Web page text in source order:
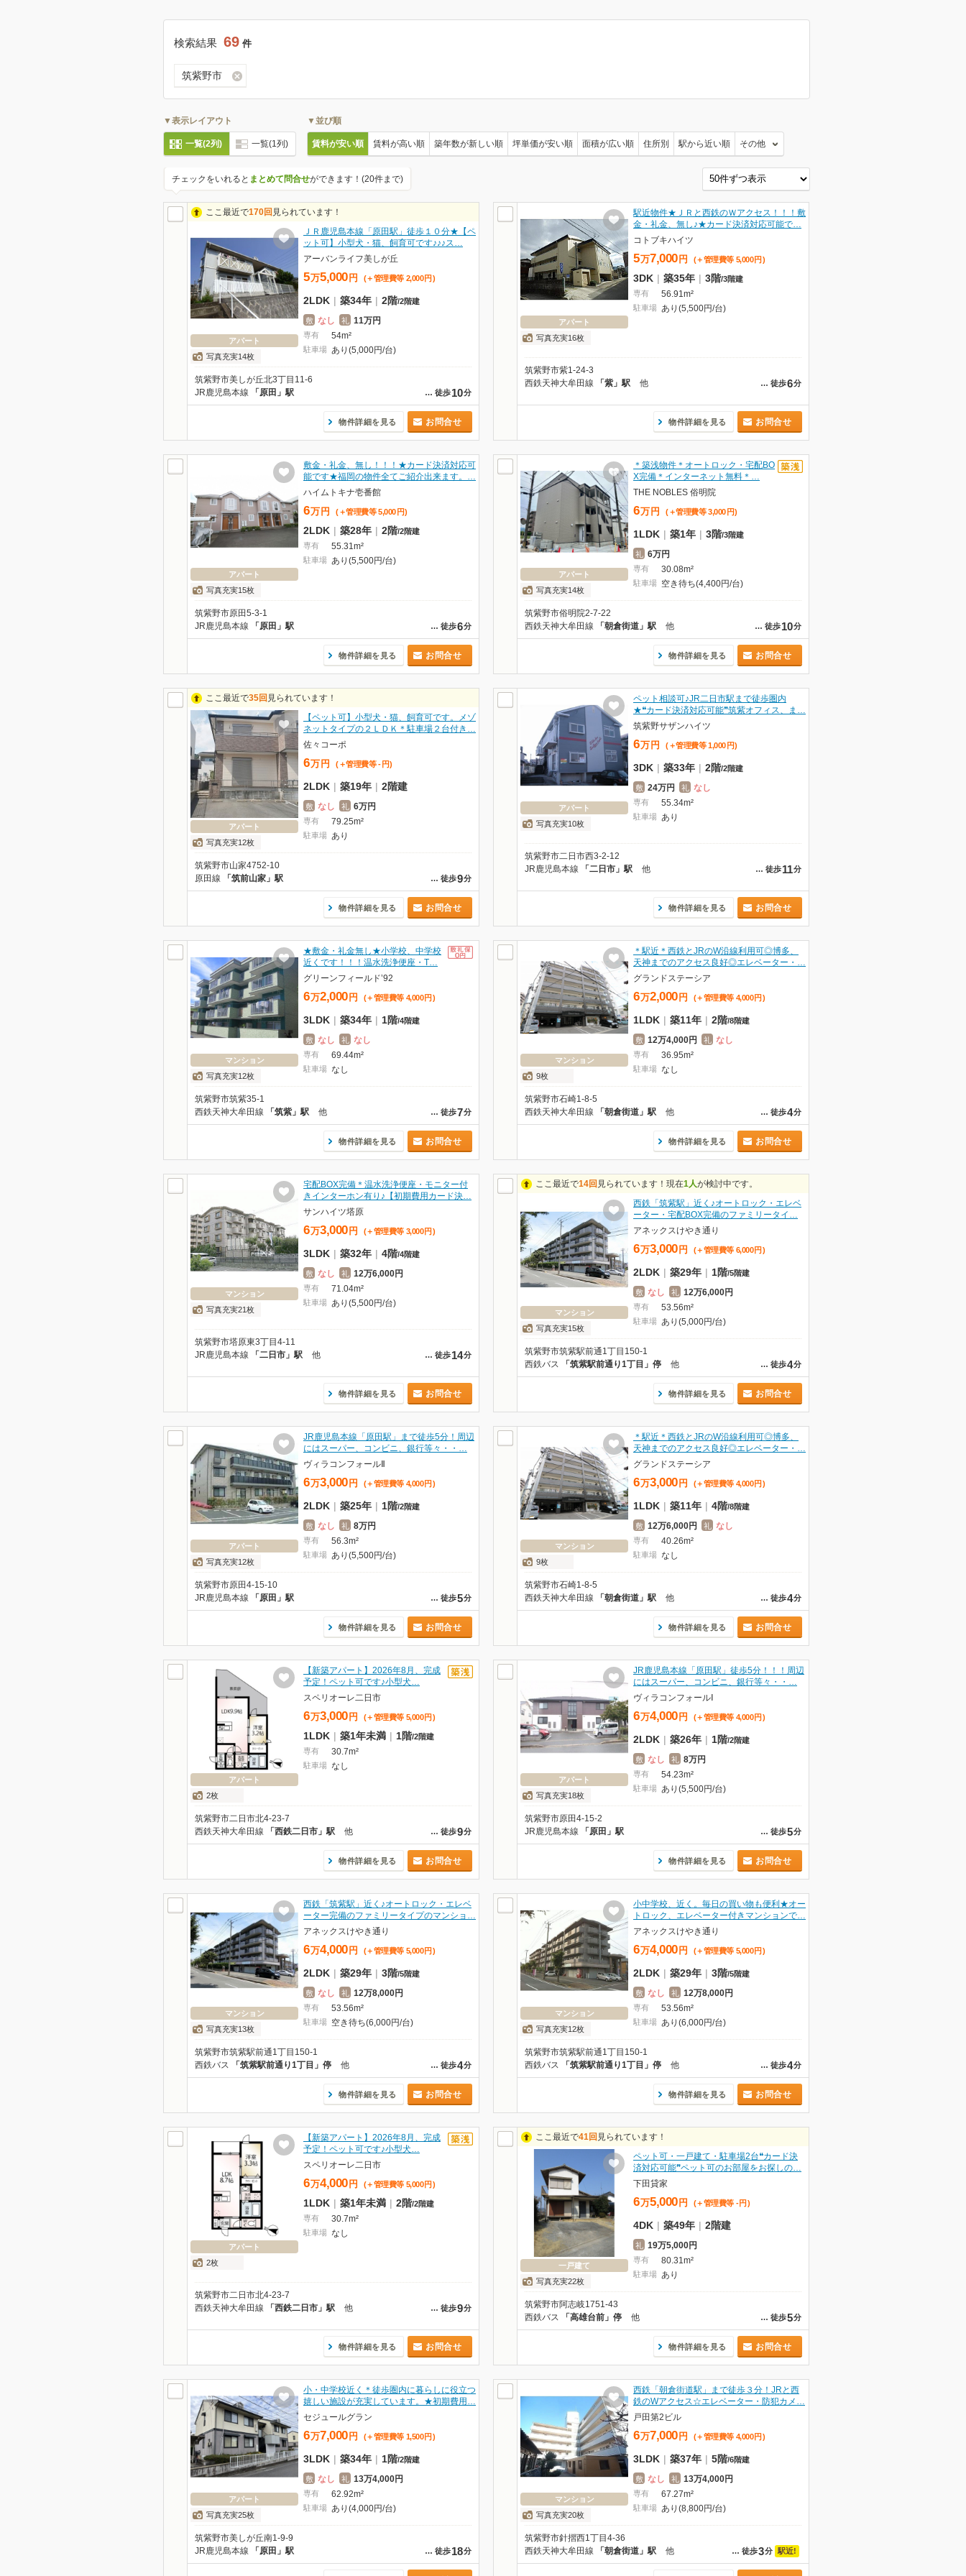
検索結果 69 件
筑紫野市
▼表示レイアウト
一覧(2列) 一覧(1列)
▼並び順
賃料が安い順 賃料が高い順 築年数が新しい順 坪単価が安い順 面積が広い順 住所別 駅から近い順 その他
チェックをいれると まとめて問合せができます！(20件まで)
ここ最近で170回 見られています！
アパート
写真充実14枚
ＪＲ鹿児島本線「原田駅」徒歩１０分★【ペ
ット可】小型犬・猫、飼育可です♪♪♪ス…
アーバンライフ美しが丘
5万5,000 円 (＋管理費等 2,000 円 )
2LDK | 築34年 | 2階/2階建
敷 なし 礼 11万円
専有 54m²
駐車場 あり(5,000円/台)
筑紫野市美しが丘北3丁目11-6
… 徒歩10分
JR鹿児島本線 「原田」駅
物件詳細を見る お問合せ
アパート
写真充実16枚
駅近物件★ＪＲと西鉄のＷアクセス！！！敷
金・礼金、無し♪★カード決済対応可能で…
コトブキハイツ
5万7,000 円 (＋管理費等 5,000 円 )
3DK | 築35年 | 3階/3階建
専有
56.91m²
駐車場 あり(5,500円/台)
筑紫野市紫1-24-3
… 徒歩6分
西鉄天神大牟田線 「紫」駅 他
物件詳細を見る お問合せ
アパート
写真充実15枚
敷金・礼金、無し！！！★カード決済対応可
能です★福岡の物件全てご紹介出来ます。…
ハイムトキナ壱番館
6万 円 (＋管理費等 5,000 円)
2LDK | 築28年 | 2階/2階建
専有
55.31m²
駐車場 あり(5,500円/台)
筑紫野市原田5-3-1
… 徒歩6分
JR鹿児島本線 「原田」駅
物件詳細を見る お問合せ
アパート
写真充実14枚
＊築浅物件＊オートロック・宅配BO
X完備＊インターネット無料＊…
THE NOBLES 俗明院
6万 円 (＋管理費等 3,000 円)
1LDK | 築1年 | 3階/3階建
礼 6万円
専有 30.08m²
駐車場 空き待ち(4,400円/台)
筑紫野市俗明院2-7-22
… 徒歩10分
西鉄天神大牟田線 「朝倉街道」駅 他
物件詳細を見る お問合せ
ここ最近で35回 見られています！
アパート
写真充実12枚
【ペット可】小型犬・猫、飼育可です。メゾ
ネットタイプの２ＬＤＫ＊駐車場２台付き…
佐々コーポ
6万 円 (＋管理費等 - 円)
2LDK | 築19年 | 2階建
敷 なし 礼 6万円
専有 79.25m²
駐車場 あり
筑紫野市山家4752-10
… 徒歩9分
原田線 「筑前山家」駅
物件詳細を見る お問合せ
アパート
写真充実10枚
ペット相談可♪JR二日市駅まで徒歩圏内
★❝カード決済対応可能❞筑紫オフィス、ま…
筑紫野サザンハイツ
6万 円 (＋管理費等 1,000 円)
3DK | 築33年 | 2階/2階建
敷 24万円 礼 なし
専有 55.34m²
駐車場 あり
筑紫野市二日市西3-2-12
… 徒歩11分
JR鹿児島本線 「二日市」駅 他
物件詳細を見る お問合せ
マンション
写真充実12枚
★敷金・礼金無し★小学校、中学校
近くです！！！温水洗浄便座・T…
グリーンフィールド’92
6万2,000 円 (＋管理費等 4,000 円 )
3LDK | 築34年 | 1階/4階建
敷 なし 礼 なし
専有 69.44m²
駐車場 なし
筑紫野市筑紫35-1
… 徒歩7分
西鉄天神大牟田線 「筑紫」駅 他
物件詳細を見る お問合せ
マンション
9枚
＊駅近＊西鉄とJRのW沿線利用可◎博多、
天神までのアクセス良好◎エレベーター・…
グランドステーシア
6万2,000 円 (＋管理費等 4,000 円 )
1LDK | 築11年 | 2階/8階建
敷 12万4,000円 礼 なし
専有 36.95m²
駐車場 なし
筑紫野市石崎1-8-5
… 徒歩4分
西鉄天神大牟田線 「朝倉街道」駅 他
物件詳細を見る お問合せ
マンション
写真充実21枚
宅配BOX完備＊温水洗浄便座・モニター付
きインターホン有り♪【初期費用カード決…
サンハイツ塔原
6万3,000 円 (＋管理費等 3,000 円 )
3LDK | 築32年 | 4階/4階建
敷 なし 礼 12万6,000円
専有 71.04m²
駐車場 あり(5,500円/台)
筑紫野市塔原東3丁目4-11
… 徒歩14分
JR鹿児島本線 「二日市」駅 他
物件詳細を見る お問合せ
ここ最近で14回 見られています！現在1人が検討中です。
マンション
写真充実15枚
西鉄「筑紫駅」近く♪オートロック・エレベ
ーター・宅配BOX完備のファミリータイ…
アネックスけやき通り
6万3,000 円 (＋管理費等 6,000 円 )
2LDK | 築29年 | 1階/5階建
敷 なし 礼 12万6,000円
専有 53.56m²
駐車場 あり(5,000円/台)
筑紫野市筑紫駅前通1丁目150-1
… 徒歩4分
西鉄バス 「筑紫駅前通り1丁目」停 他
物件詳細を見る お問合せ
アパート
写真充実12枚
JR鹿児島本線「原田駅」まで徒歩5分！周辺
にはスーパー、コンビニ、銀行等々・・…
ヴィラコンフォールⅡ
6万3,000 円 (＋管理費等 4,000 円 )
2LDK | 築25年 | 1階/2階建
敷 なし 礼 8万円
専有 56.3m²
駐車場 あり(5,500円/台)
筑紫野市原田4-15-10
… 徒歩5分
JR鹿児島本線 「原田」駅
物件詳細を見る お問合せ
マンション
9枚
＊駅近＊西鉄とJRのW沿線利用可◎博多、
天神までのアクセス良好◎エレベーター・…
グランドステーシア
6万3,000 円 (＋管理費等 4,000 円 )
1LDK | 築11年 | 4階/8階建
敷 12万6,000円 礼 なし
専有 40.26m²
駐車場 なし
筑紫野市石崎1-8-5
… 徒歩4分
西鉄天神大牟田線 「朝倉街道」駅 他
物件詳細を見る お問合せ
アパート
2枚
【新築アパート】2026年8月、完成
予定！ペット可です♪小型犬…
スペリオーレ二日市
6万3,000 円 (＋管理費等 5,000 円 )
1LDK | 築1年未満 | 1階/2階建
専有
30.7m²
駐車場 なし
筑紫野市二日市北4-23-7
… 徒歩9分
西鉄天神大牟田線 「西鉄二日市」駅 他
物件詳細を見る お問合せ
アパート
写真充実18枚
JR鹿児島本線「原田駅」徒歩5分！！！周辺
にはスーパー、コンビニ、銀行等々・・…
ヴィラコンフォールⅠ
6万4,000 円 (＋管理費等 4,000 円 )
2LDK | 築26年 | 1階/2階建
敷 なし 礼 8万円
専有 54.23m²
駐車場 あり(5,500円/台)
筑紫野市原田4-15-2
… 徒歩5分
JR鹿児島本線 「原田」駅
物件詳細を見る お問合せ
マンション
写真充実13枚
西鉄「筑紫駅」近く♪オートロック・エレベ
ーター完備のファミリータイプのマンショ…
アネックスけやき通り
6万4,000 円 (＋管理費等 5,000 円 )
2LDK | 築29年 | 3階/5階建
敷 なし 礼 12万8,000円
専有 53.56m²
駐車場 空き待ち(6,000円/台)
筑紫野市筑紫駅前通1丁目150-1
… 徒歩4分
西鉄バス 「筑紫駅前通り1丁目」停 他
物件詳細を見る お問合せ
マンション
写真充実12枚
小中学校、近く。毎日の買い物も便利★オー
トロック、エレベーター付きマンションで…
アネックスけやき通り
6万4,000 円 (＋管理費等 5,000 円 )
2LDK | 築29年 | 3階/5階建
敷 なし 礼 12万8,000円
専有 53.56m²
駐車場 あり(6,000円/台)
筑紫野市筑紫駅前通1丁目150-1
… 徒歩4分
西鉄バス 「筑紫駅前通り1丁目」停 他
物件詳細を見る お問合せ
アパート
2枚
【新築アパート】2026年8月、完成
予定！ペット可です♪小型犬…
スペリオーレ二日市
6万4,000 円 (＋管理費等 5,000 円 )
1LDK | 築1年未満 | 2階/2階建
専有
30.7m²
駐車場 なし
筑紫野市二日市北4-23-7
… 徒歩9分
西鉄天神大牟田線 「西鉄二日市」駅 他
物件詳細を見る お問合せ
ここ最近で41回 見られています！
一戸建て
写真充実22枚
ペット可・一戸建て・駐車場2台❝カード決
済対応可能❞ペット可のお部屋をお探しの…
下田貸家
6万5,000 円 (＋管理費等 - 円 )
4DK | 築49年 | 2階建
礼 19万5,000円
専有 80.31m²
駐車場 あり
筑紫野市阿志岐1751-43
… 徒歩5分
西鉄バス 「高雄台前」停 他
物件詳細を見る お問合せ
アパート
写真充実25枚
小・中学校近く＊徒歩圏内に暮らしに役立つ
嬉しい施設が充実しています。★初期費用…
セジュールグラン
6万7,000 円 (＋管理費等 1,500 円 )
3LDK | 築34年 | 1階/2階建
敷 なし 礼 13万4,000円
専有 62.92m²
駐車場 あり(4,000円/台)
筑紫野市美しが丘南1-9-9
… 徒歩18分
JR鹿児島本線 「原田」駅
マンション
写真充実20枚
西鉄「朝倉街道駅」まで徒歩３分！JRと西
鉄のWアクセス☆エレベーター・防犯カメ…
戸田第2ビル
6万7,000 円 (＋管理費等 4,000 円 )
3LDK | 築37年 | 5階/6階建
敷 なし 礼 13万4,000円
専有 67.27m²
駐車場 あり(8,800円/台)
筑紫野市針摺西1丁目4-36
… 徒歩3分 駅近!
西鉄天神大牟田線 「朝倉街道」駅 他